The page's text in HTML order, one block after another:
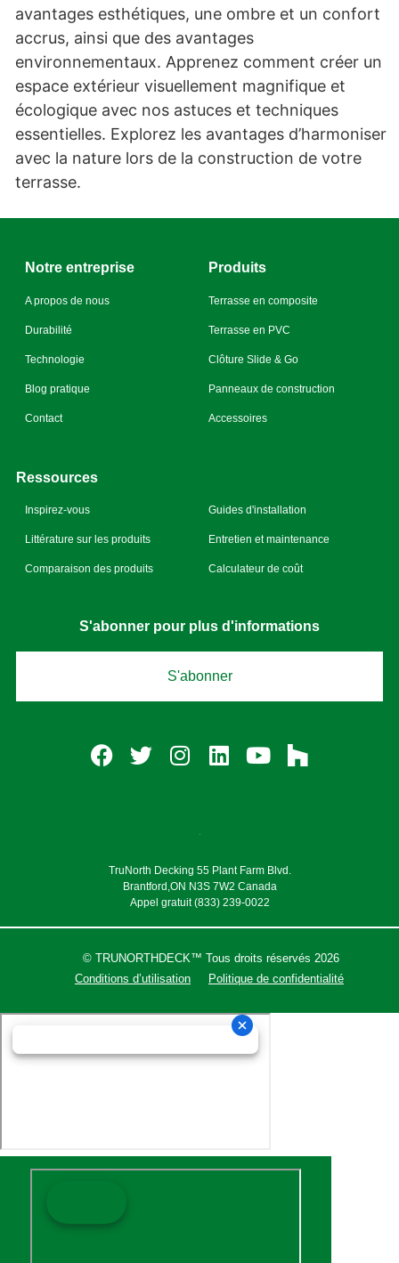
avantages esthétiques, une ombre et un confort
accrus, ainsi que des avantages
environnementaux. Apprenez comment créer un
espace extérieur visuellement magnifique et
écologique avec nos astuces et techniques
essentielles. Explorez les avantages d’harmoniser
avec la nature lors de la construction de votre
terrasse.
Notre entreprise
A propos de nous
Durabilité
Technologie
Blog pratique
Contact
Produits
Terrasse en composite
Terrasse en PVC
Clôture Slide & Go
Panneaux de construction
Accessoires
Ressources
Inspirez-vous
Littérature sur les produits
Comparaison des produits
Guides d'installation
Entretien et maintenance
Calculateur de coût
S'abonner pour plus d'informations
S'abonner
TruNorth Decking 55 Plant Farm Blvd.
Brantford,ON N3S 7W2 Canada
Appel gratuit (833) 239-0022
© TRUNORTHDECK™ Tous droits réservés 2026
Conditions d’utilisation
Politique de confidentialité